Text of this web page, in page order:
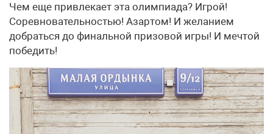
Чем еще привлекает эта олимпиада? Игрой!
Соревновательностью! Азартом! И желанием
добраться до финальной призовой игры! И мечтой
победить!